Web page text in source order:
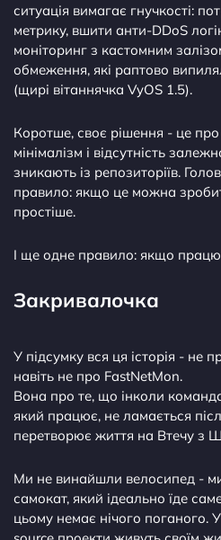
ситуація вимагає гнучкості:
метрику, вшити анти-DDoS
моніторинг з кастомним
обмеження, які раптово
(щирі вітаннячка VyOS 1.5).
Коротше, своє рішення - це
мінімалізм і відсутність
зникають із репозиторіїв.
правило: якщо це можна
простіше.
І ще одне правило: якщо
Закривалочка
У підсумку вся ця історія - не
навіть не про FastNetMon.
Вона про те, що інколи
який працює, не ламається
перетворює життя на Втечу з
Ми не винайшли велосипед -
самокат, який ідеально їде
цьому немає нічого поганого. У